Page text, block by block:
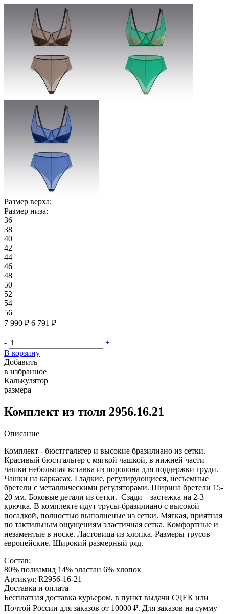
Размер верха:
Размер низа:
36
38
40
42
44
46
48
50
52
54
56
7 990 ₽ 6 791 ₽
-
+
В корзину
Добавить
в избранное
Калькулятор
размера
Комплект из тюля 2956.16.21
Описание
Комплект - бюстггальтер и высокие бразилиано из сетки.
Красивый бюстгальтер с мягкой чашкой, в нижней части
чашки небольшая вставка из поролона для поддержки груди.
Чашки на каркасах. Гладкие, регулирующиеся, несъемные
бретели с металлическими регуляторами. Ширина бретели 15-
20 мм. Боковые детали из сетки. Сзади – застежка на 2-3
крючка. В комплекте идут трусы-бразилиано с высокой
посадкой, полностью выполненые из сетки. Мягкая, приятная
по тактильным ощущениям эластичная сетка. Комфортные и
незаментые в носке. Ластовица из хлопка. Размеры трусов
европейские. Широкий размерный ряд.
Состав:
80% полиамид 14% эластан 6% хлопок
Артикул: R2956-16-21
Доставка и оплата
Бесплатная доставка курьером, в пункт выдачи СДЕК или
Почтой России для заказов от 10000 ₽. Для заказов на сумму